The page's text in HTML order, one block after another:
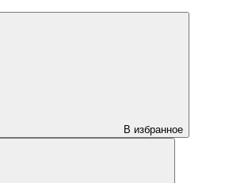
В избранное